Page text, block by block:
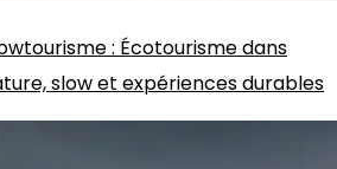
: Écotourisme dans
slow et expériences durables